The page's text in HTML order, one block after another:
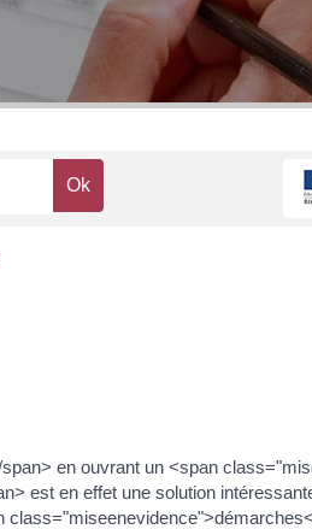
en ouvrant un <span
est en effet une solution